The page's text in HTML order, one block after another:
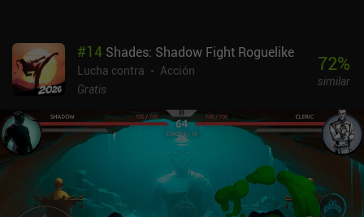
frustración fue no poder escapar fácilmente cuando me atacaban
enemigos más fuertes. Si no tenemos suficientes monedas,
debemos luchar, perder y cargar una partida guardada antigua.
Blades of Deceron se monetiza mediante anuncios forzados, que
pueden eliminarse mediante un único iAP de 3,99 $. Si te gustan
los simuladores de lucha RPG medievales, este juego ofrece un
giro único y entretenido al género.
#14 Shades: Shadow Fight Roguelike
Lucha contra
Acción
Gratis
72%
similar